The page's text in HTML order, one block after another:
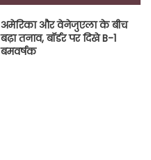
अमेरिका और वेनेजुएला के बीच
बढ़ा तनाव, बॉर्डर पर दिखे B-1
बमवर्षक